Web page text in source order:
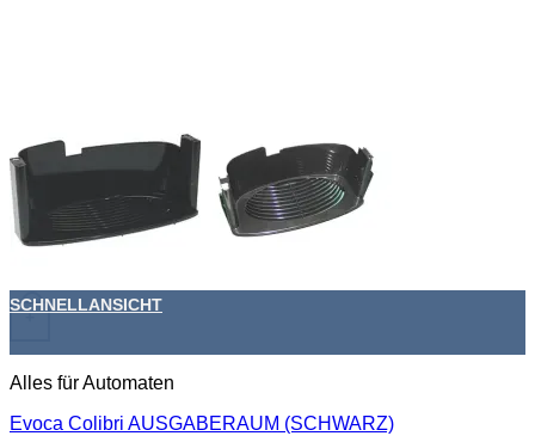
+
SCHNELLANSICHT
Alles für Automaten
Evoca Colibri AUSGABERAUM (SCHWARZ)